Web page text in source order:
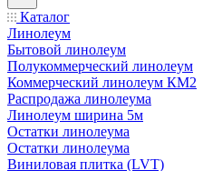
Каталог
Линолеум
Бытовой линолеум
Полукоммерческий линолеум
Коммерческий линолеум КМ2
Распродажа линолеума
Линолеум ширина 5м
Остатки линолеума
Остатки линолеума
Виниловая плитка (LVT)